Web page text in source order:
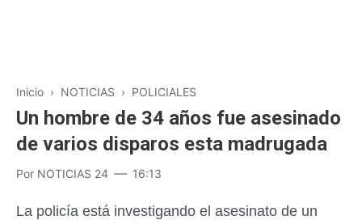
Inicio › NOTICIAS › POLICIALES
Un hombre de 34 años fue asesinado
de varios disparos esta madrugada
Por NOTICIAS 24 16:13
La policía está investigando el asesinato de un